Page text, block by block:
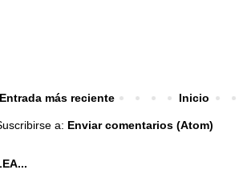
Entrada más reciente Inicio
a: Enviar comentarios (Atom)